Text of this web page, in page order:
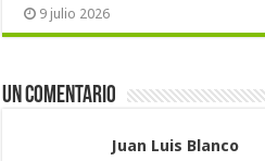
9 julio 2026
Un comentario
Juan Luis Blanco